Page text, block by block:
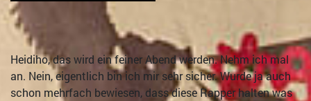
Heidiho, das wird ein feiner Abend werden. Nehm ich mal
an. Nein, eigentlich bin ich mir sehr sicher. Wurde ja auch
schon mehrfach bewiesen, dass diese Rapper halten was